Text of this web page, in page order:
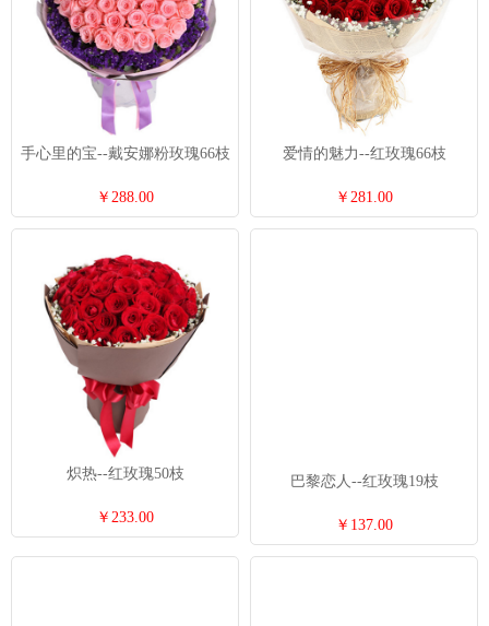
手心里的宝--戴安娜粉玫瑰66枝
￥288.00
爱情的魅力--红玫瑰66枝
￥281.00
炽热--红玫瑰50枝
￥233.00
巴黎恋人--红玫瑰19枝
￥137.00